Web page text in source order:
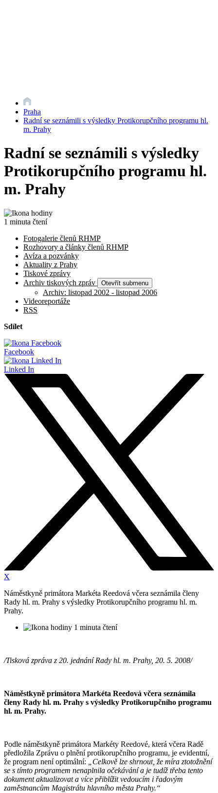
Praha
Radní se seznámili s výsledky Protikorupčního programu hl.
m. Prahy
Radní se seznámili s výsledky
Protikorupčního programu hl.
m. Prahy
1 minuta čtení
Fotogalerie členů RHMP
Rozhovory a články členů RHMP
Avíza a pozvánky
Aktuality z Prahy
Tiskové zprávy
Archiv tiskových zpráv
Otevřít submenu
Archiv: listopad 2002 - listopad 2006
Videoreportáže
RSS
Sdílet
Facebook
Linked In
X
Náměstkyně primátora Markéta Reedová včera seznámila členy
Rady hl. m. Prahy s výsledky Protikorupčního programu hl. m.
Prahy.
1 minuta čtení
/Tisková zpráva z 20. jednání Rady hl. m. Prahy, 20. 5. 2008/
Náměstkyně primátora Markéta Reedová včera seznámila
členy Rady hl. m. Prahy s výsledky Protikorupčního programu
hl. m. Prahy.
Podle náměstkyně primátora Markéty Reedové, která včera Radě
předložila Zprávu o plnění protikorupčního programu, je evidentní,
že program není optimální: „Celkově lze shrnout, že míra ztotožnění
se s tímto programem nenaplnila očekávání a je tudíž třeba tento
dokument aktualizovat a více přiblížit vedoucím i řadovým
zaměstnancům Magistrátu hlavního města Prahy.“